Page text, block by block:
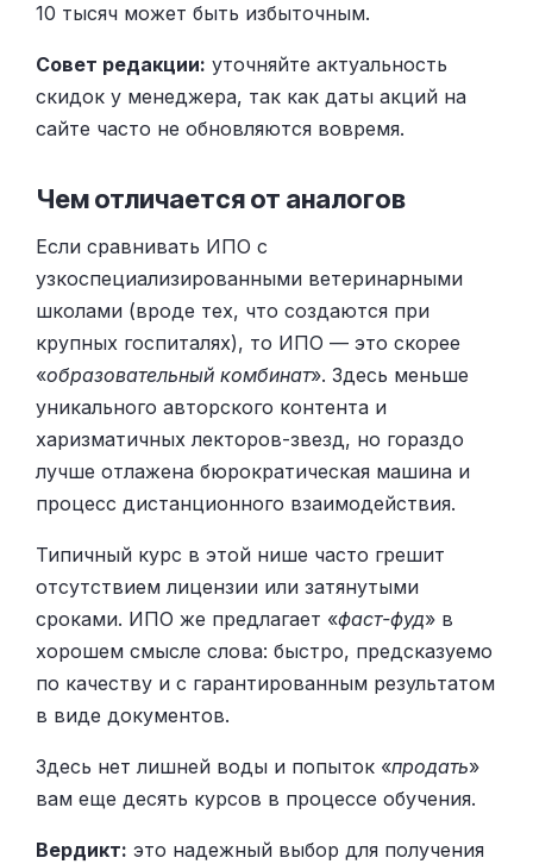
10 тысяч может быть избыточным.
Совет редакции: уточняйте актуальность
скидок у менеджера, так как даты акций на
сайте часто не обновляются вовремя.
Чем отличается от аналогов
Если сравнивать ИПО с
узкоспециализированными ветеринарными
школами (вроде тех, что создаются при
крупных госпиталях), то ИПО — это скорее
«образовательный комбинат». Здесь меньше
уникального авторского контента и
харизматичных лекторов-звезд, но гораздо
лучше отлажена бюрократическая машина и
процесс дистанционного взаимодействия.
Типичный курс в этой нише часто грешит
отсутствием лицензии или затянутыми
сроками. ИПО же предлагает «фаст-фуд» в
хорошем смысле слова: быстро, предсказуемо
по качеству и с гарантированным результатом
в виде документов.
Здесь нет лишней воды и попыток «продать»
вам еще десять курсов в процессе обучения.
Вердикт: это надежный выбор для получения